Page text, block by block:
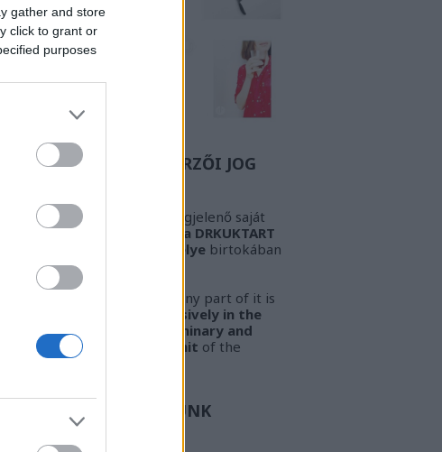
gather and store
click to grant or
purposes
AZ A BIZONYOS SZERZŐI JOG
FIGYELEM! Az oldalon megjelenő saját
szöveg és kép
kizárólag a DRKUKTART
előzetes írásbeli engedélye birtokában
használható fel.
This work or any part of it is
exclusively in the
possession of the preliminary and
expressed written permit of the
blogger.
EGY FAMÍLIA VAGYUNK